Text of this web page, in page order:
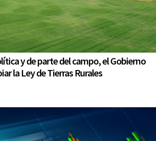
y de parte del campo, el Gobierno
la Ley de Tierras Rurales